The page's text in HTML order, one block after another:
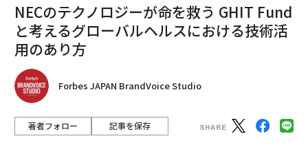
NECのテクノロジーが命を救う GHIT Fund
と考えるグローバルヘルスにおける技術活
用のあり方
Forbes JAPAN BrandVoice Studio
著者フォロー 記事を保存